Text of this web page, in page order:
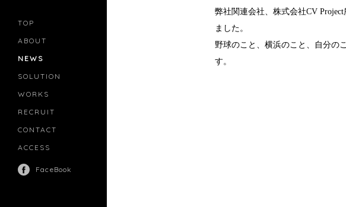
TOP
ABOUT
NEWS
SOLUTION
WORKS
RECRUIT
CONTACT
ACCESS
FaceBook
MOVIE MARKETING
INFLUENCERS MARKETING
弊社関連会社、株式会社CV
ました。
野球のこと、横浜のこと、自分の
す。